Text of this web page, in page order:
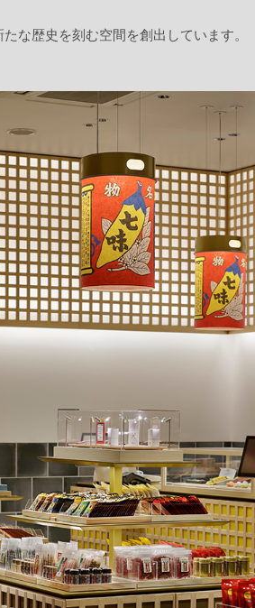
な歴史を刻む空間を創出しています。